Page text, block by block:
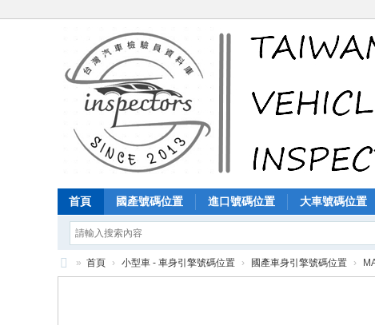
首頁 國產號碼位置 進口號碼位置 大車號碼位置
» 首頁 › 小型車 - 車身引擎號碼位置 › 國產車身引擎號碼位置 ›